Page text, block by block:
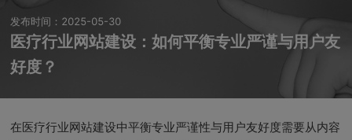
发布时间：2025-05-30
医疗行业网站建设：如何平衡专业严谨与用户友
好度？
在医疗行业网站建设中平衡专业严谨性与用户友好度需要从内容